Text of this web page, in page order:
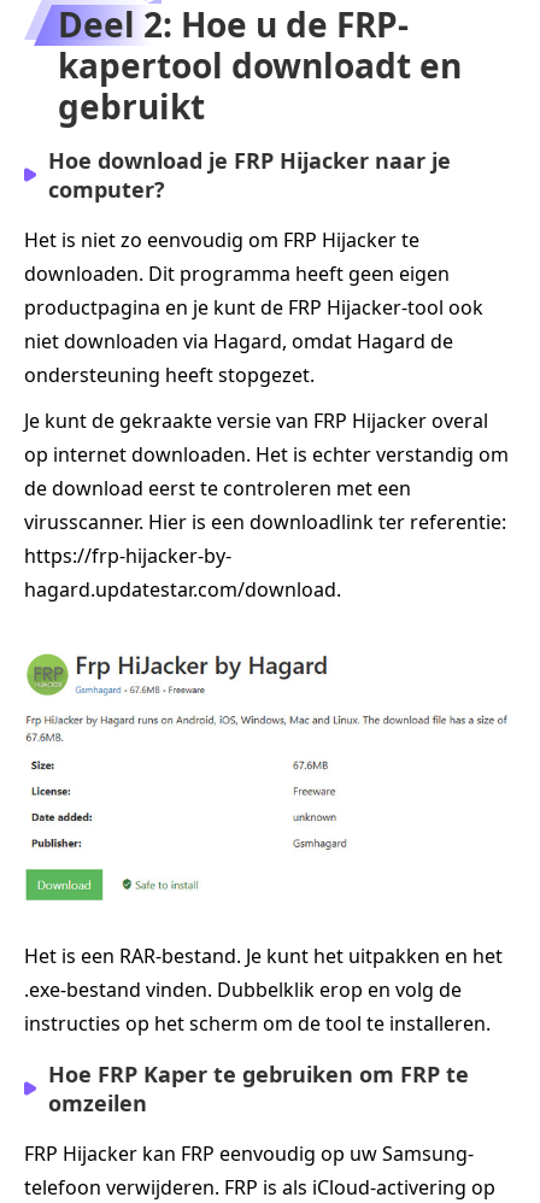
Deel 2: Hoe u de FRP-
kapertool downloadt en
gebruikt
Hoe download je FRP Hijacker naar je
computer?
Het is niet zo eenvoudig om FRP Hijacker te
downloaden. Dit programma heeft geen eigen
productpagina en je kunt de FRP Hijacker-tool ook
niet downloaden via Hagard, omdat Hagard de
ondersteuning heeft stopgezet.
Je kunt de gekraakte versie van FRP Hijacker overal
op internet downloaden. Het is echter verstandig om
de download eerst te controleren met een
virusscanner. Hier is een downloadlink ter referentie:
https://frp-hijacker-by-
hagard.updatestar.com/download.
Het is een RAR-bestand. Je kunt het uitpakken en het
.exe-bestand vinden. Dubbelklik erop en volg de
instructies op het scherm om de tool te installeren.
Hoe FRP Kaper te gebruiken om FRP te
omzeilen
FRP Hijacker kan FRP eenvoudig op uw Samsung-
telefoon verwijderen. FRP is als iCloud-activering op